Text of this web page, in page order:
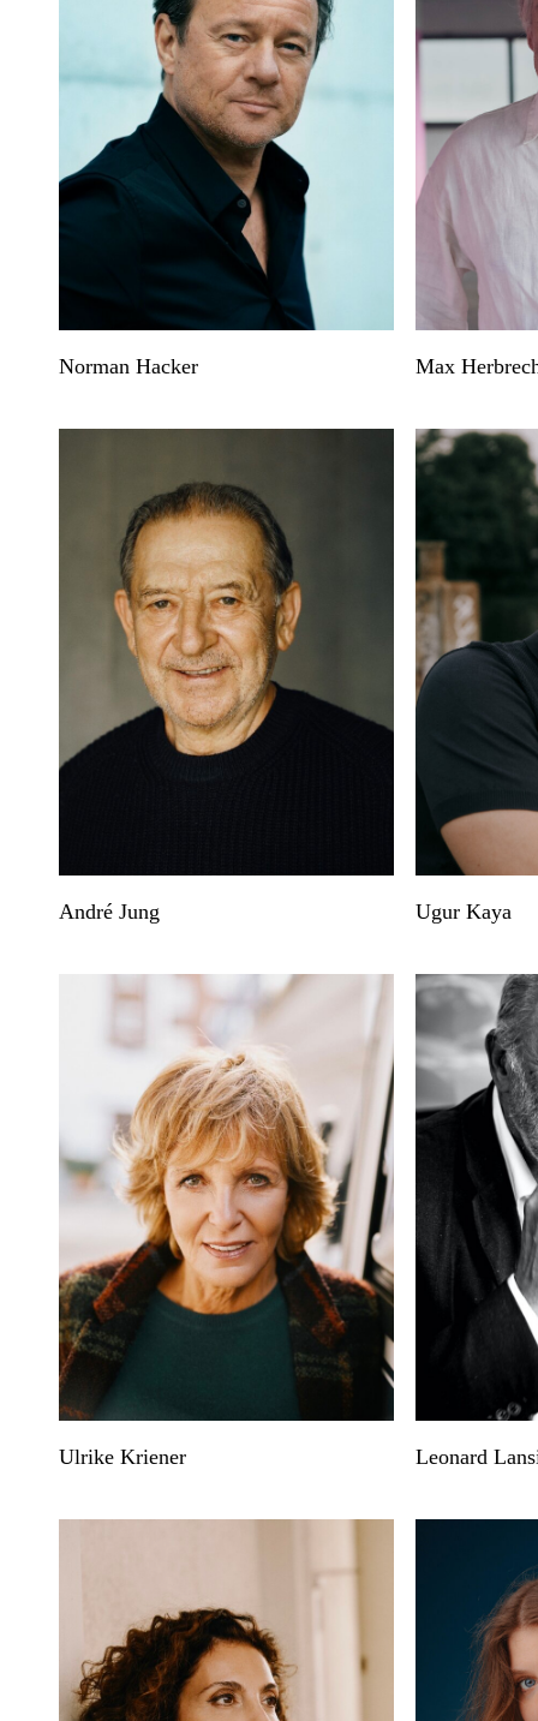
Norman Hacker Max
André Jung Ugur Kaya
Ulrike Kriener Leonard